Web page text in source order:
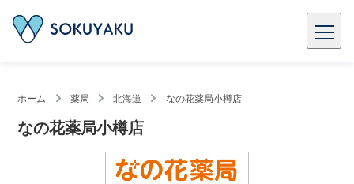
ホーム 薬局 北海道 なの花薬局小樽店
なの花薬局小樽店